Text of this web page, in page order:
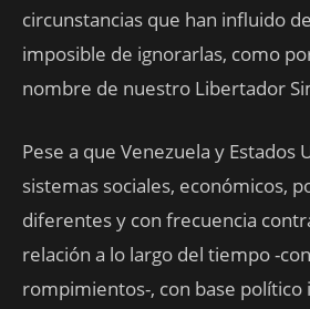
circunstancias que han influido
imposible de ignorarlas, como
nombre de nuestro Libertador
Pese a que Venezuela y Estados
sistemas sociales, económicos,
diferentes y con frecuencia
relación a lo largo del tiempo -
rompimientos-, con base político